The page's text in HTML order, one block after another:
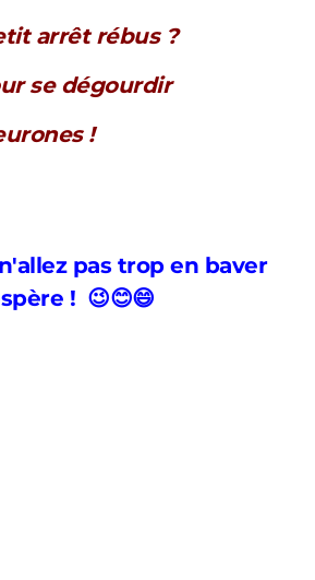
arrêt rébus ?
se dégourdir
!
pas trop en baver
! 😉😊😄